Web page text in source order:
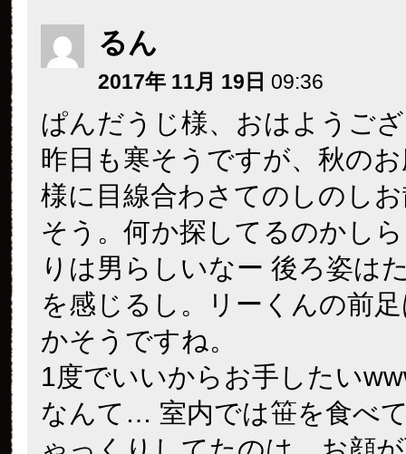
るん
2017年 11月 19日 09:36
ぱんだうじ様、おはようご
昨日も寒そうですが、秋の
様に目線合わさてのしのし
そう。何か探してるのかし
りは男らしいなー 後ろ姿は
を感じるし。リーくんの前
かそうですね。
1度でいいからお手したい
なんて… 室内では笹を食べ